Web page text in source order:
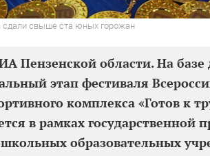
свыше ста юных горожан
Пензенской области. На
этап фестиваля
комплекса «Готов к
в рамках государственной
образовательных